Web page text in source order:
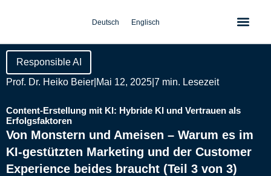
Deutsch Englisch
Responsible AI
Prof. Dr. Heiko Beier Mai 12, 2025 7 min. Lesezeit
Content-Erstellung mit KI: Hybride KI und Vertrauen als
Erfolgsfaktoren
Von Monstern und Ameisen – Warum es im
KI-gestützten Marketing und der Customer
Experience beides braucht (Teil 3 von 3)